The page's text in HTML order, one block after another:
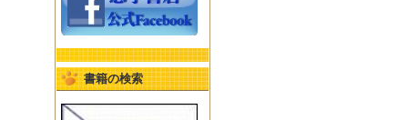
書籍の検索